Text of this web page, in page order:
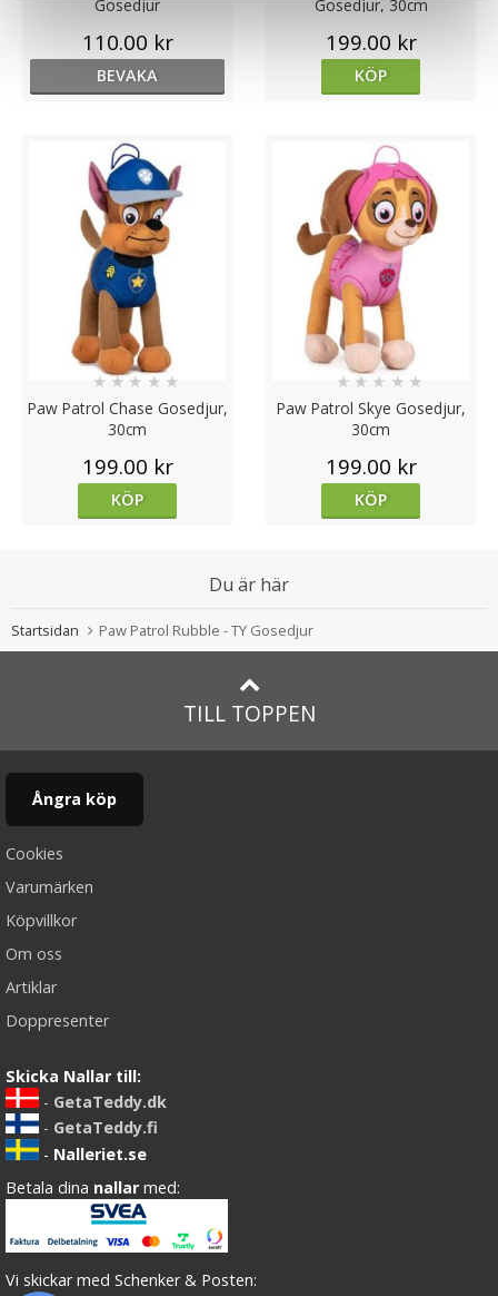
Gosedjur
110.00 kr
BEVAKA
Gosedjur, 30cm
199.00 kr
KÖP
Paw Patrol Chase Gosedjur,
30cm
★★★★ ★
199.00 kr
KÖP
Paw Patrol Skye Gosedjur,
30cm
★ ★★ ★ ★
199.00 kr
KÖP
Du är här
Startsidan Paw Patrol Rubble - TY Gosedjur
TILL TOPPEN
Ångra köp
Cookies
Varumärken
Köpvillkor
Om oss
Artiklar
Doppresenter
Skicka Nallar till:
- GetaTeddy.dk
- GetaTeddy.fi
- Nalleriet.se
Betala dina nallar med:
Vi skickar med Schenker & Posten: